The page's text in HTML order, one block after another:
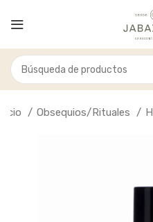
Obsequios/Rituales